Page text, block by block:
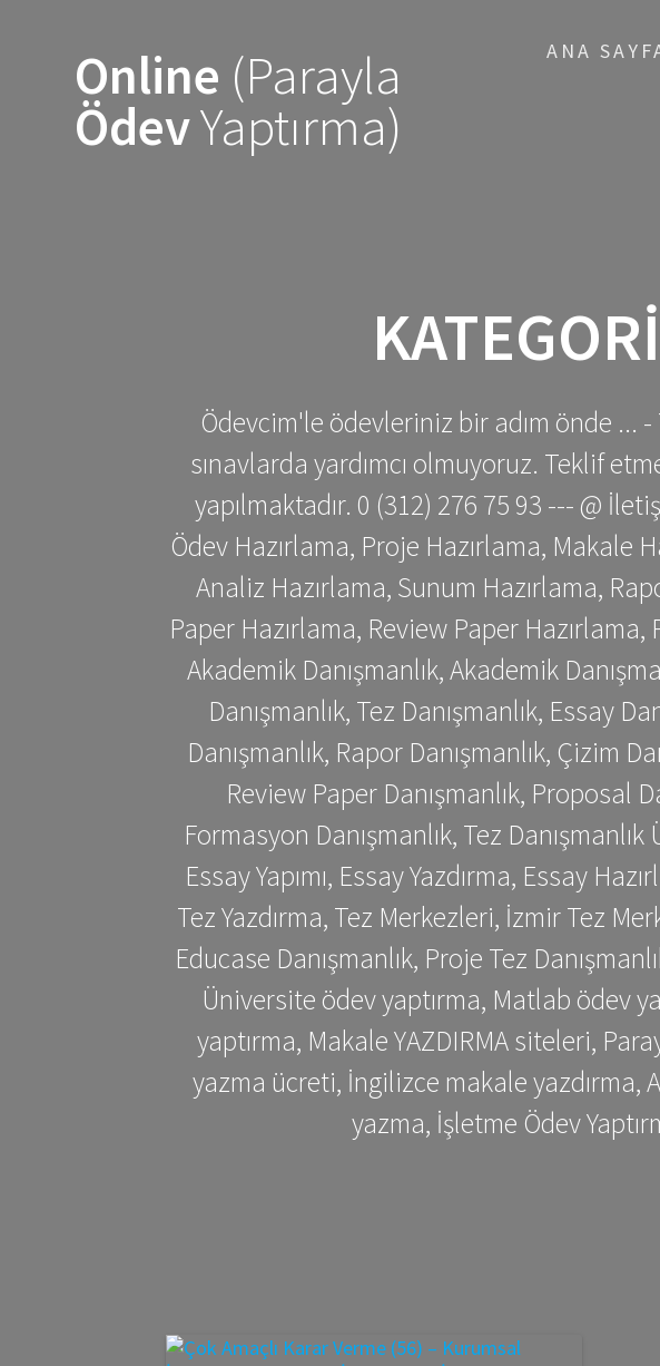
Online (Parayla
ÖdevYaptırma)
ANA
Ödevcim'le ödevleriniz bir adım önde ...
sınavlarda yardımcı olmuyoruz. Teklif
yapılmaktadır. 0 (312) 276 75 93 --- @
Ödev Hazırlama, Proje Hazırlama, Makale
Analiz Hazırlama, Sunum Hazırlama,
Paper Hazırlama, Review Paper
Akademik Danışmanlık, Akademik
Danışmanlık, Tez Danışmanlık, Essay
Danışmanlık, Rapor Danışmanlık, Çizim
Review Paper Danışmanlık, Proposal
Formasyon Danışmanlık, Tez Danışmanlık
Essay Yapımı, Essay Yazdırma, Essay
Tez Yazdırma, Tez Merkezleri, İzmir Tez
Educase Danışmanlık, Proje Tez
Üniversite ödev yaptırma, Matlab ödev
yaptırma, Makale YAZDIRMA siteleri,
yazma ücreti, İngilizce makale yazdırma,
yazma, İşletme Ödev